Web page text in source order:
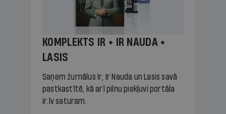
KOMPLEKTS IR + IR NAUDA +
LASIS
Saņem žurnālus Ir, Ir Nauda un Lasis savā
pastkastītē, kā arī pilnu piekļuvi portāla
ir.lv saturam.